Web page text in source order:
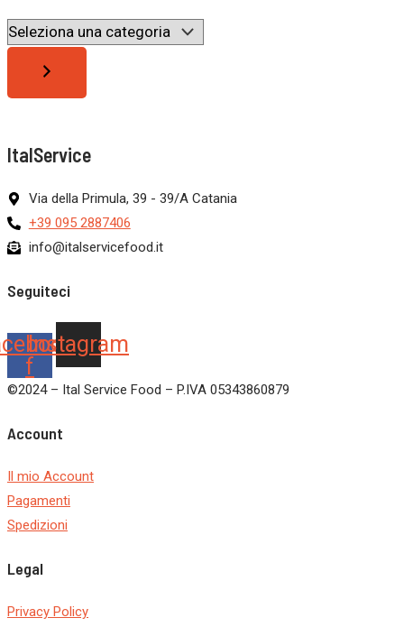
ItalService
Via della Primula, 39 - 39/A Catania
+39 095 2887406
info@italservicefood.it
Seguiteci
f
Instagram
©2024 – Ital Service Food – P.IVA 05343860879
Account
Il mio Account
Pagamenti
Spedizioni
Legal
Privacy Policy